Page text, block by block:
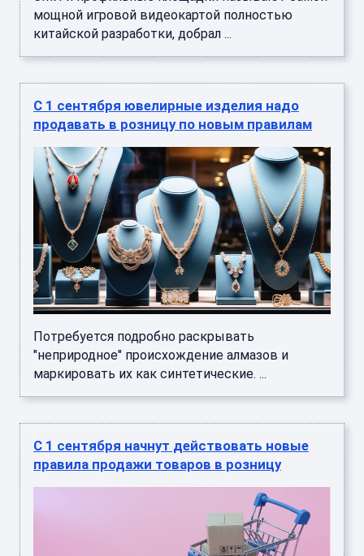
мощной игровой видеокартой полностью
китайской разработки, добрал ...
С 1 сентября ювелирные изделия надо
продавать в розницу по новым правилам
Потребуется подробно раскрывать
"неприродное" происхождение алмазов и
маркировать их как синтетические. ...
С 1 сентября начнут действовать новые
правила продажи товаров в розницу